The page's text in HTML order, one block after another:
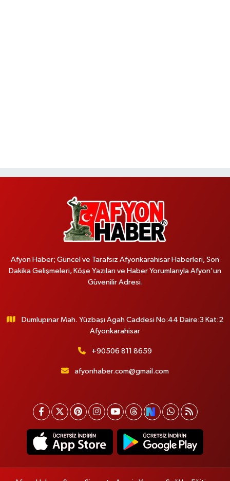
Afyon Haber; Güncel ve Tarafsız Afyonkarahisar Haberleri, Son
Dakika Gelişmeleri, Köşe Yazıları ve Haber Yorumlarıyla Afyon'un
Güvenilir Adresi.
Dumlupınar Mah. Yüzbaşı Agah Caddesi No:44 Daire:3 Kat:2
Afyonkarahisar
+90506 811 8659
afyonhaber.com@gmail.com